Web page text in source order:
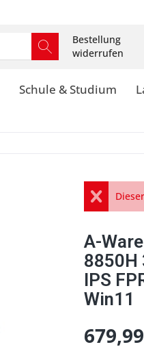
Bestellung
widerrufen
Schule & Studium
A-
8850H
IPS
Win11